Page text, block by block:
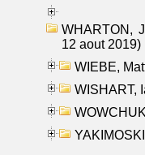
WHARTON,
12 aout 2019)
WIEBE,
WISHART,